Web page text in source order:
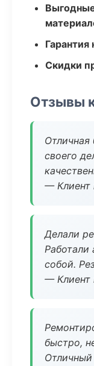
Скидки
Отзывы
Отличная
своего
— Клиент
Делали
Работали
собой.
— Клиент
быстро,
Отличный